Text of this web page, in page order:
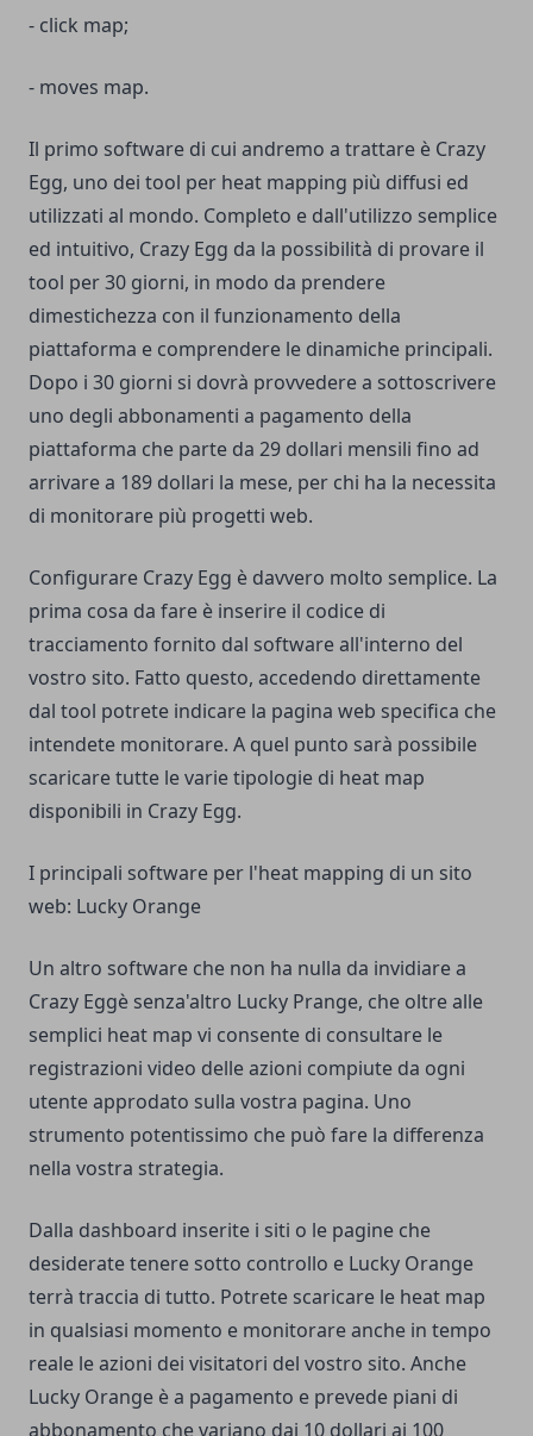
- click map;
- moves map.
Il primo software di cui andremo a trattare è Crazy
Egg, uno dei tool per heat mapping più diffusi ed
utilizzati al mondo. Completo e dall'utilizzo semplice
ed intuitivo, Crazy Egg da la possibilità di provare il
tool per 30 giorni, in modo da prendere
dimestichezza con il funzionamento della
piattaforma e comprendere le dinamiche principali.
Dopo i 30 giorni si dovrà provvedere a sottoscrivere
uno degli abbonamenti a pagamento della
piattaforma che parte da 29 dollari mensili fino ad
arrivare a 189 dollari la mese, per chi ha la necessita
di monitorare più progetti web.
Configurare Crazy Egg è davvero molto semplice. La
prima cosa da fare è inserire il codice di
tracciamento fornito dal software all'interno del
vostro sito. Fatto questo, accedendo direttamente
dal tool potrete indicare la pagina web specifica che
intendete monitorare. A quel punto sarà possibile
scaricare tutte le varie tipologie di heat map
disponibili in Crazy Egg.
I principali software per l'heat mapping di un sito
web: Lucky Orange
Un altro software che non ha nulla da invidiare a
Crazy Eggè senza'altro Lucky Prange, che oltre alle
semplici heat map vi consente di consultare le
registrazioni video delle azioni compiute da ogni
utente approdato sulla vostra pagina. Uno
strumento potentissimo che può fare la differenza
nella vostra strategia.
Dalla dashboard inserite i siti o le pagine che
desiderate tenere sotto controllo e Lucky Orange
terrà traccia di tutto. Potrete scaricare le heat map
in qualsiasi momento e monitorare anche in tempo
reale le azioni dei visitatori del vostro sito. Anche
Lucky Orange è a pagamento e prevede piani di
abbonamento che variano dai 10 dollari ai 100